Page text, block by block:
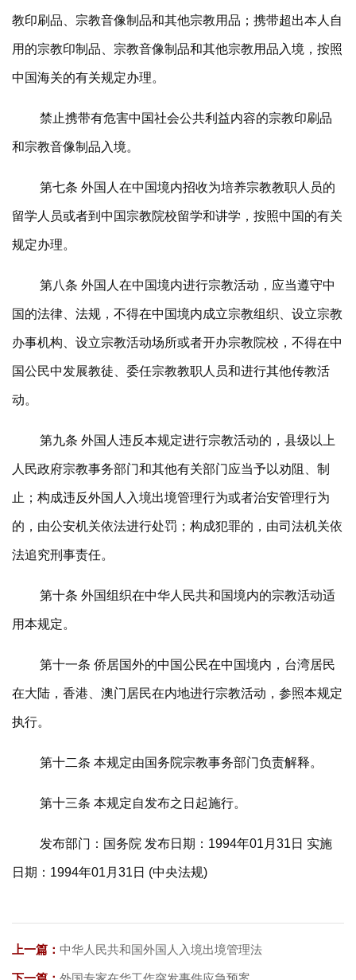
教印刷品、宗教音像制品和其他宗教用品；携带超出本人自
用的宗教印制品、宗教音像制品和其他宗教用品入境，按照
中国海关的有关规定办理。
禁止携带有危害中国社会公共利益内容的宗教印刷品
和宗教音像制品入境。
第七条 外国人在中国境内招收为培养宗教教职人员的
留学人员或者到中国宗教院校留学和讲学，按照中国的有关
规定办理。
第八条 外国人在中国境内进行宗教活动，应当遵守中
国的法律、法规，不得在中国境内成立宗教组织、设立宗教
办事机构、设立宗教活动场所或者开办宗教院校，不得在中
国公民中发展教徒、委任宗教教职人员和进行其他传教活
动。
第九条 外国人违反本规定进行宗教活动的，县级以上
人民政府宗教事务部门和其他有关部门应当予以劝阻、制
止；构成违反外国人入境出境管理行为或者治安管理行为
的，由公安机关依法进行处罚；构成犯罪的，由司法机关依
法追究刑事责任。
第十条 外国组织在中华人民共和国境内的宗教活动适
用本规定。
第十一条 侨居国外的中国公民在中国境内，台湾居民
在大陆，香港、澳门居民在内地进行宗教活动，参照本规定
执行。
第十二条 本规定由国务院宗教事务部门负责解释。
第十三条 本规定自发布之日起施行。
发布部门：国务院 发布日期：1994年01月31日 实施
日期：1994年01月31日 (中央法规)
上一篇： 中华人民共和国外国人入境出境管理法